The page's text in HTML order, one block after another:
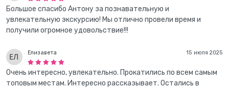
Большое спасибо Антону за познавательную и
увлекательную экскурсию! Мы отлично провели время и
получили огромное удовольствие!!!
15 июля 2025
Елизавета
Очень интересно, увлекательно. Прокатились по всем самым
топовым местам. Интересно рассказывает. Остались в